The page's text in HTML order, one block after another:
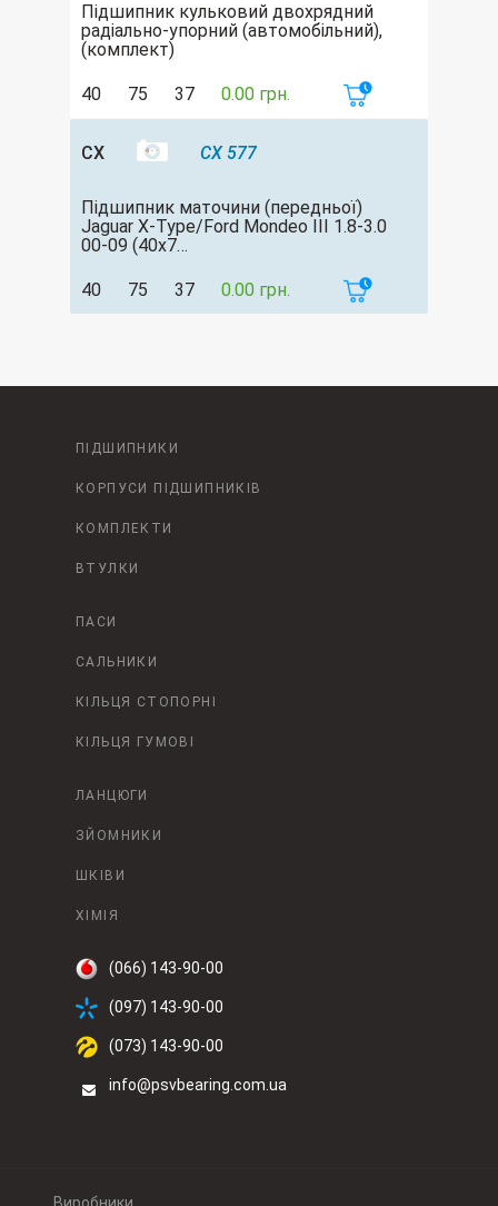
Підшипник кульковий двохрядний
радіально-упорний (автомобільний),
(комплект)
40 75 37 0.00 грн.
CX CX 577
Підшипник маточини (передньої)
Jaguar X-Type/Ford Mondeo III 1.8-3.0
00-09 (40х7…
40 75 37 0.00 грн.
ПІДШИПНИКИ
КОРПУСИ ПІДШИПНИКІВ
КОМПЛЕКТИ
ВТУЛКИ
ПАСИ
САЛЬНИКИ
КІЛЬЦЯ СТОПОРНІ
КІЛЬЦЯ ГУМОВІ
ЛАНЦЮГИ
ЗЙОМНИКИ
ШКІВИ
ХІМІЯ
(066) 143-90-00
(097) 143-90-00
(073) 143-90-00
info@psvbearing.com.ua